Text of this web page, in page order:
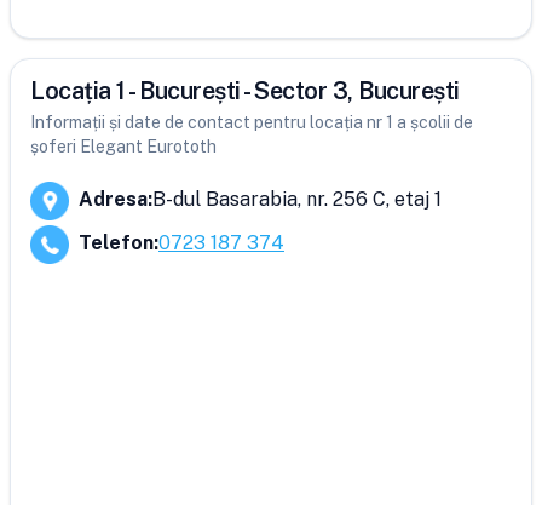
Locația 1 - București - Sector 3, București
Informații și date de contact pentru locația nr 1 a școlii de
șoferi Elegant Eurototh
Adresa:B-dul Basarabia, nr. 256 C, etaj 1
Telefon:0723 187 374